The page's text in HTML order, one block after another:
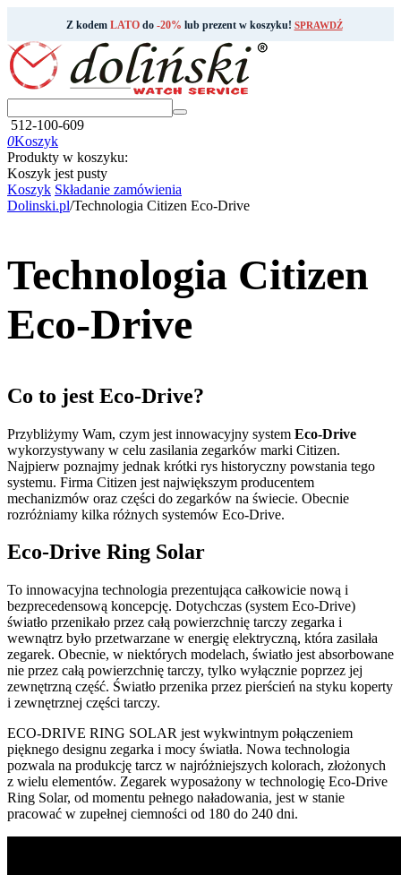
Z kodem LATOdo -20% lub prezent w koszyku! SPRAWDŹ
512-100-609
0Koszyk
Produkty w koszyku:
Koszyk jest pusty
Koszyk Składanie zamówienia
Dolinski.pl/Technologia Citizen Eco-Drive
Technologia Citizen
Eco-Drive
Co to jest Eco-Drive?
Przybliżymy Wam, czym jest innowacyjny system Eco-Drive
wykorzystywany w celu zasilania zegarków marki Citizen.
Najpierw poznajmy jednak krótki rys historyczny powstania tego
systemu. Firma Citizen jest największym producentem
mechanizmów oraz części do zegarków na świecie. Obecnie
rozróżniamy kilka różnych systemów Eco-Drive.
Eco-Drive Ring Solar
To innowacyjna technologia prezentująca całkowicie nową i
bezprecedensową koncepcję. Dotychczas (system Eco-Drive)
światło przenikało przez całą powierzchnię tarczy zegarka i
wewnątrz było przetwarzane w energię elektryczną, która zasilała
zegarek. Obecnie, w niektórych modelach, światło jest absorbowane
nie przez całą powierzchnię tarczy, tylko wyłącznie poprzez jej
zewnętrzną część. Światło przenika przez pierścień na styku koperty
i zewnętrznej części tarczy.
ECO-DRIVE RING SOLAR jest wykwintnym połączeniem
pięknego designu zegarka i mocy światła. Nowa technologia
pozwala na produkcję tarcz w najróżniejszych kolorach, złożonych
z wielu elementów. Zegarek wyposażony w technologię Eco-Drive
Ring Solar, od momentu pełnego naładowania, jest w stanie
pracować w zupełnej ciemności od 180 do 240 dni.